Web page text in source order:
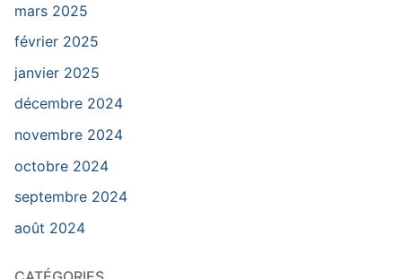
mars 2025
février 2025
janvier 2025
décembre 2024
novembre 2024
octobre 2024
septembre 2024
août 2024